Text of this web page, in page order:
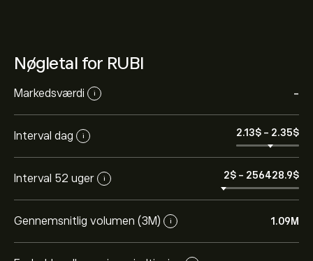
Nøgletal for RUBI
Markedsværdi i -
Interval dag i 2.13‎$‎ - 2.35‎$‎
Interval 52 uger i 2‎$‎ - 256428.9‎$‎
Gennemsnitlig volumen (3M) i 1.09M